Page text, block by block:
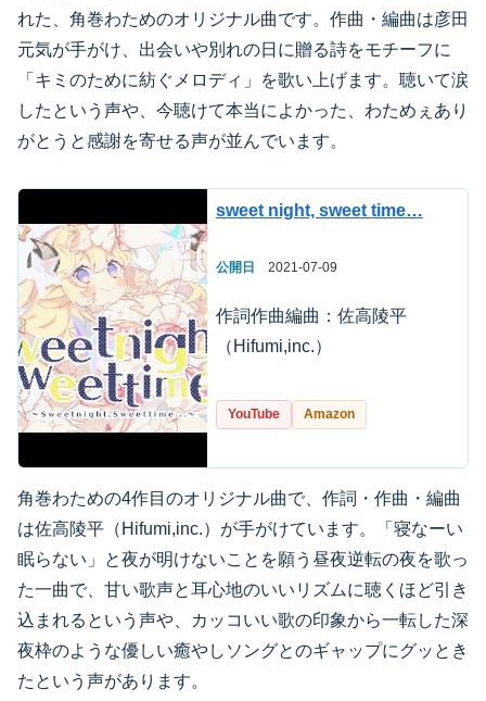
れた、角巻わためのオリジナル曲です。作曲・編曲は彦田
元気が手がけ、出会いや別れの日に贈る詩をモチーフに
「キミのために紡ぐメロディ」を歌い上げます。聴いて涙
したという声や、今聴けて本当によかった、わためぇあり
がとうと感謝を寄せる声が並んでいます。
sweet night, sweet time…
公開日 2021-07-09
作詞作曲編曲：佐高陵平
（Hifumi,inc.）
YouTube Amazon
角巻わための4作目のオリジナル曲で、作詞・作曲・編曲
は佐高陵平（Hifumi,inc.）が手がけています。「寝なーい
眠らない」と夜が明けないことを願う昼夜逆転の夜を歌っ
た一曲で、甘い歌声と耳心地のいいリズムに聴くほど引き
込まれるという声や、カッコいい歌の印象から一転した深
夜枠のような優しい癒やしソングとのギャップにグッとき
たという声があります。